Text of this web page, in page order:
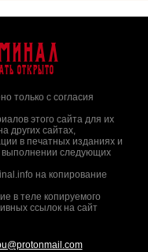
открыто
только с согласия
этого сайта для их
других сайтах,
в печатных изданиях и
выполнении следующих
на копирование
в теле копируемого
ссылок на сайт